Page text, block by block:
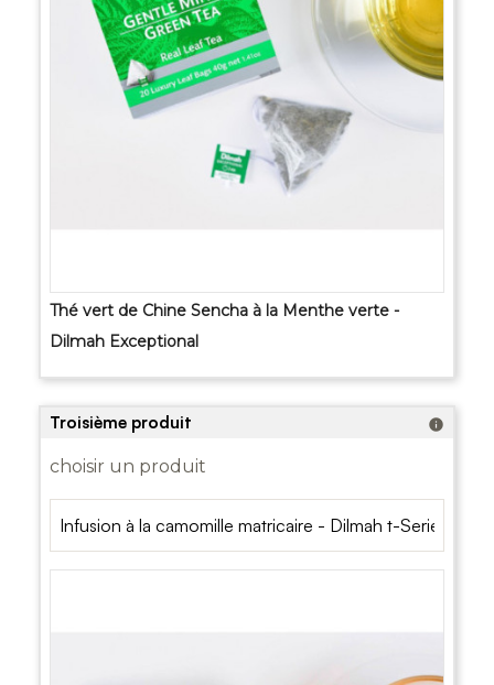
Thé vert de Chine Sencha à la Menthe verte -
Dilmah Exceptional
Troisième produit info
choisir un produit